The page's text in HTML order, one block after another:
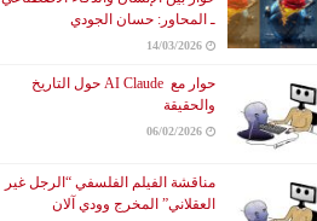
ـ المحاور: حسان الجودي
14/03/2026
حوار مع AI Claude حول التاريخ
والحقيقة
06/02/2026
مناقشة الفيلم الفلسفي “الرجل غير
العقلاني” المخرج وودي آلان